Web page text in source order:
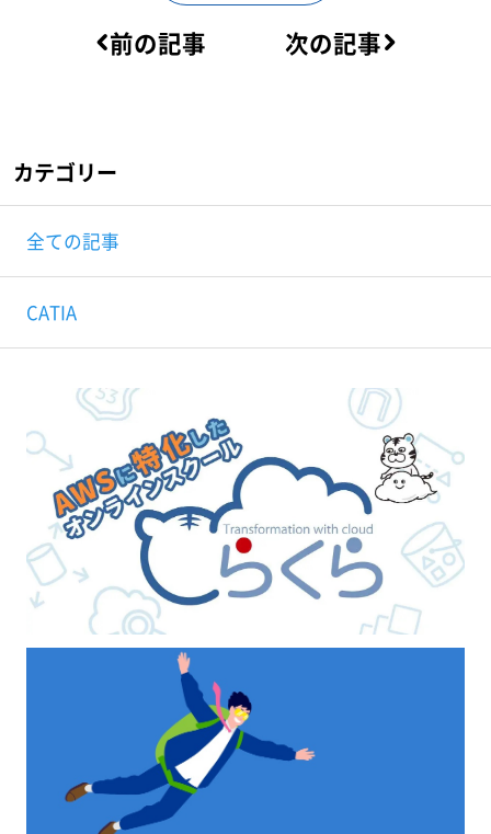
前の記事 次の記事
カテゴリー
全ての記事
CATIA